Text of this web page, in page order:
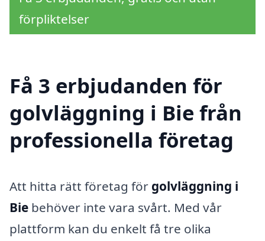
förpliktelser
Få 3 erbjudanden för
golvläggning i Bie från
professionella företag
Att hitta rätt företag för golvläggning i
Bie behöver inte vara svårt. Med vår
plattform kan du enkelt få tre olika